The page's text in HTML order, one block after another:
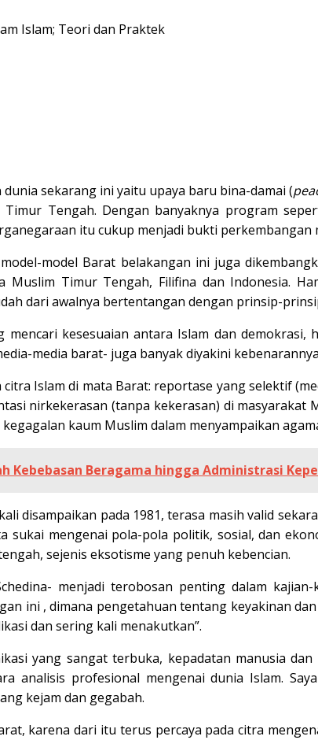
Islam; Teori dan Praktek
sekarang ini yaitu upaya baru bina-damai (
Tengah. Dengan banyaknya program
itu cukup menjadi bukti
model Barat belakangan ini juga
Timur Tengah, Filifina dan Indonesia.
dari awalnya bertentangan dengan prinsip-
kesesuaian antara Islam dan
media barat- juga banyak diyakini
Islam di mata Barat: reportase yang selektif
nirkekerasan (tanpa kekerasan) di masyarakat
kaum Muslim dalam menyampaikan
Kebebasan Beragama hingga Administrasi
disampaikan pada 1981, terasa masih valid
mengenai pola-pola politik, sosial, dan
sejenis eksotisme yang penuh kebencian.
menjadi terobosan penting dalam
ini , dimana pengetahuan tentang keyakinan
dan sering kali menakutkan”.
yang sangat terbuka, kepadatan manusia
analisis profesional mengenai dunia Islam.
kejam dan gegabah.
karena dari itu terus percaya pada citra